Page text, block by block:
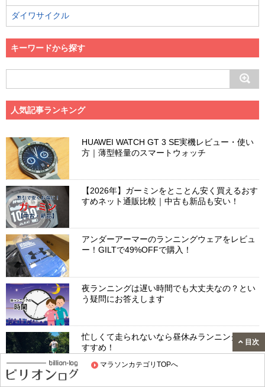
マラソンカテゴリTOPへ
ダイワサイクル
キーワードから探す
人気記事ランキング
HUAWEI WATCH GT 3 SE実機レビュー・使い
方｜薄型軽量のスマートウォッチ
【2026年】ガーミンをとことん安く買えるおす
すめネット通販比較｜中古も新品も安い！
アンダーアーマーのランニングウェアをレビュ
ー！GILTで49%OFFで購入！
夜ランニングは遅い時間でも大丈夫なの？とい
う疑問にお答えします
忙しくて走られないなら昼休みランニングがお
すすめ！
目次